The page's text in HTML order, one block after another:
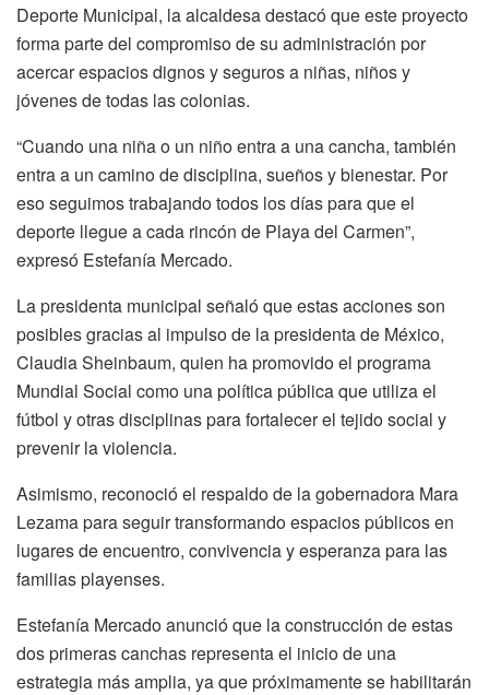
Deporte Municipal, la alcaldesa destacó que este proyecto
forma parte del compromiso de su administración por
acercar espacios dignos y seguros a niñas, niños y
jóvenes de todas las colonias.
“Cuando una niña o un niño entra a una cancha, también
entra a un camino de disciplina, sueños y bienestar. Por
eso seguimos trabajando todos los días para que el
deporte llegue a cada rincón de Playa del Carmen”,
expresó Estefanía Mercado.
La presidenta municipal señaló que estas acciones son
posibles gracias al impulso de la presidenta de México,
Claudia Sheinbaum, quien ha promovido el programa
Mundial Social como una política pública que utiliza el
fútbol y otras disciplinas para fortalecer el tejido social y
prevenir la violencia.
Asimismo, reconoció el respaldo de la gobernadora Mara
Lezama para seguir transformando espacios públicos en
lugares de encuentro, convivencia y esperanza para las
familias playenses.
Estefanía Mercado anunció que la construcción de estas
dos primeras canchas representa el inicio de una
estrategia más amplia, ya que próximamente se habilitarán